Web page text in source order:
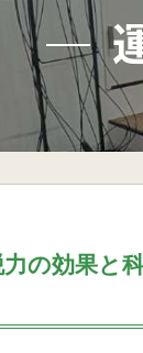
初めての方
の効果と